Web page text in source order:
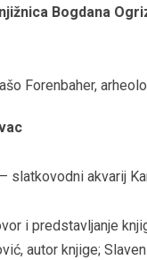
Bogdana
Forenbaher,
slatkovodni akvarij
i predstavljanje
autor knjige;